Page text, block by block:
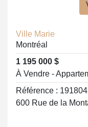
Ville Marie
Montréal
1 195 000 $
À Vendre -
Référence :
600 Rue de la